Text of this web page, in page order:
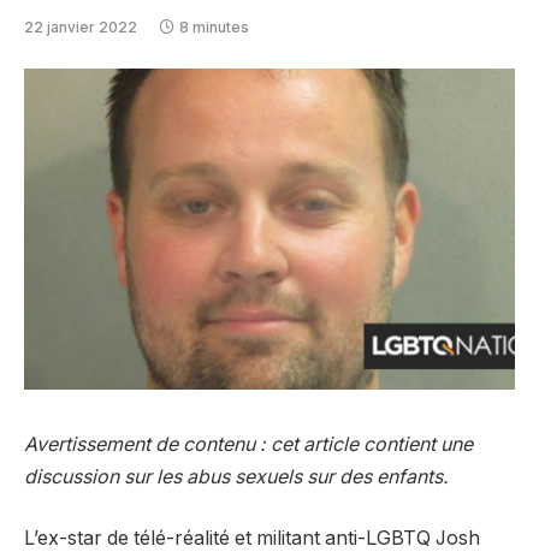
22 janvier 2022 8 minutes
Avertissement de contenu : cet article contient une
discussion sur les abus sexuels sur des enfants.
L’ex-star de télé-réalité et militant anti-LGBTQ Josh